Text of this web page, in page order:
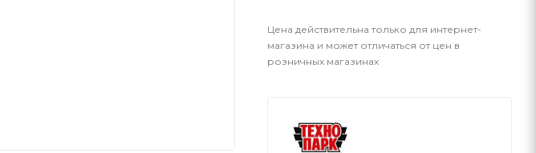
Цена действительна только для интернет-
магазина и может отличаться от цен в
розничных магазинах